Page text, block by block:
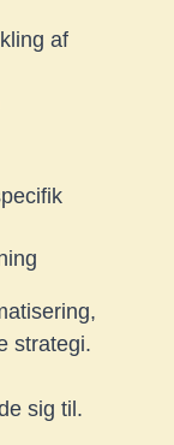
af
strategi.
sig til.